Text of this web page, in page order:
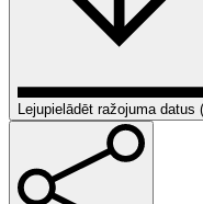
Lejupielādēt ražojuma datus